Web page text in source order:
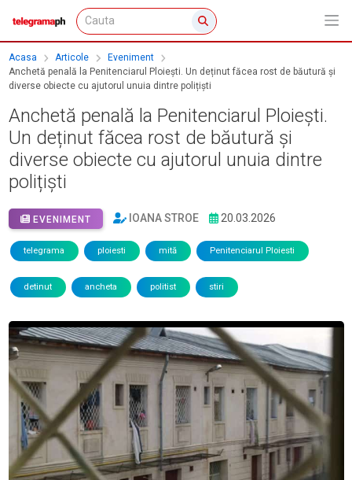
Acasa Articole
Eveniment
Anchetă penală la Penitenciarul Ploiești. Un deținut făcea rost de băutură și
diverse obiecte cu ajutorul unuia dintre polițiști
Anchetă penală la Penitenciarul Ploiești.
Un deținut făcea rost de băutură și
diverse obiecte cu ajutorul unuia dintre
polițiști
EVENIMENT IOANA STROE 20.03.2026
telegrama ploiesti mită Penitenciarul Ploiesti
detinut ancheta politist stiri